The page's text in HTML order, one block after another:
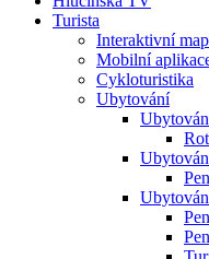
Turista
Interaktivní
Mobilní
Cykloturistika
Ubytování